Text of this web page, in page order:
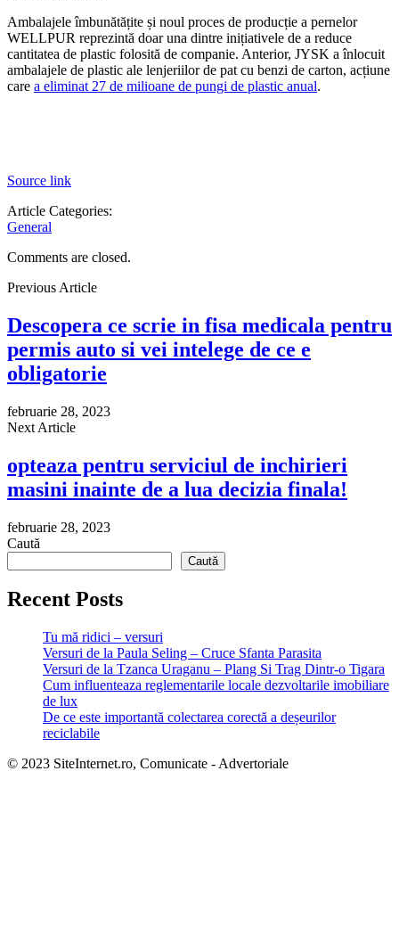
Ambalajele îmbunătățite și noul proces de producție a pernelor
WELLPUR reprezintă doar una dintre inițiativele de a reduce
cantitatea de plastic folosită de companie. Anterior, JYSK a înlocuit
ambalajele de plastic ale lenjeriilor de pat cu benzi de carton, acțiune
care a eliminat 27 de milioane de pungi de plastic anual.
Source link
Article Categories:
General
Comments are closed.
Previous Article
Descopera ce scrie in fisa medicala pentru
permis auto si vei intelege de ce e
obligatorie
februarie 28, 2023
Next Article
opteaza pentru serviciul de inchirieri
masini inainte de a lua decizia finala!
februarie 28, 2023
Caută
Caută
Recent Posts
Tu mă ridici – versuri
Versuri de la Paula Seling – Cruce Sfanta Parasita
Versuri de la Tzanca Uraganu – Plang Si Trag Dintr-o Tigara
Cum influenteaza reglementarile locale dezvoltarile imobiliare
de lux
De ce este importantă colectarea corectă a deșeurilor
reciclabile
© 2023 SiteInternet.ro, Comunicate - Advertoriale